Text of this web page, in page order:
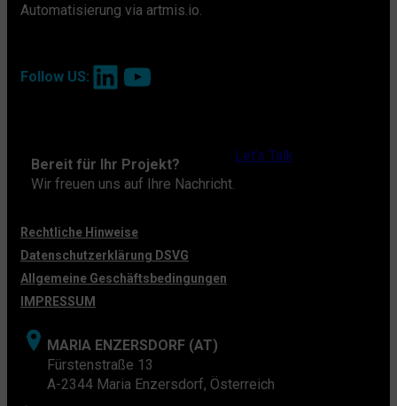
Automatisierung via artmis.io.
Follow US: LinkedIn YouTube
Bereit für Ihr Projekt?
Wir freuen uns auf Ihre Nachricht.
Let’s Talk
Rechtliche Hinweise
Datenschutzerklärung DSVG
Allgemeine Geschäftsbedingungen
IMPRESSUM
MARIA ENZERSDORF (AT)
Fürstenstraße 13
A-2344 Maria Enzersdorf, Österreich